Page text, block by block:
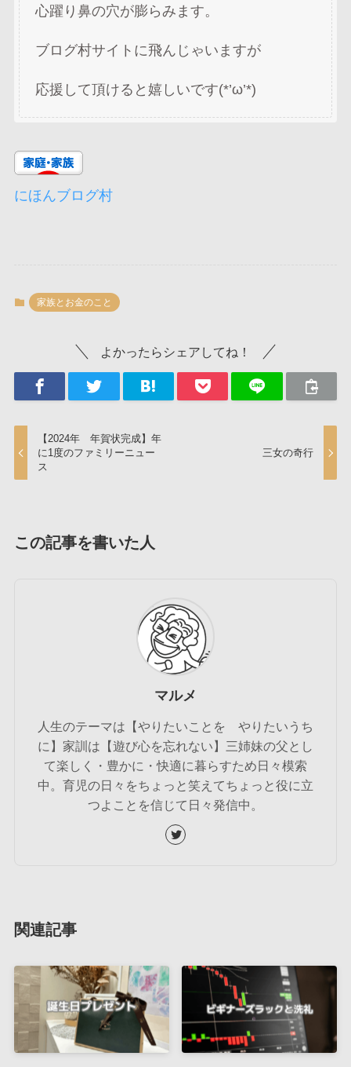
心躍り鼻の穴が膨らみます。
ブログ村サイトに飛んじゃいますが
応援して頂けると嬉しいです(*’ω’*)
にほんブログ村
家族とお金のこと
よかったらシェアしてね！
【2024年 年賀状完成】年
に1度のファミリーニュー
ス
三女の奇行
この記事を書いた人
マルメ
人生のテーマは【やりたいことを やりたいうち
に】家訓は【遊び心を忘れない】三姉妹の父とし
て楽しく・豊かに・快適に暮らすため日々模索
中。育児の日々をちょっと笑えてちょっと役に立
つよことを信じて日々発信中。
関連記事